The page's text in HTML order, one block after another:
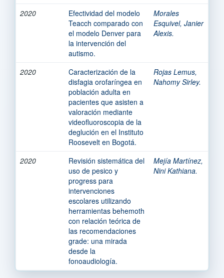
2020
Efectividad del modelo
Teacch comparado con
el modelo Denver para
la intervención del
autismo.
Morales
Esquivel, Janier
Alexis.
2020
Caracterización de la
disfagia orofaríngea en
población adulta en
pacientes que asisten a
valoración mediante
videofluoroscopia de la
deglución en el Instituto
Roosevelt en Bogotá.
Rojas Lemus,
Nahomy Sirley.
2020
Revisión sistemática del
uso de pesico y
progress para
intervenciones
escolares utilizando
herramientas behemoth
con relación teórica de
las recomendaciones
grade: una mirada
desde la
fonoaudiología.
Mejía Martínez,
Nini Kathiana.